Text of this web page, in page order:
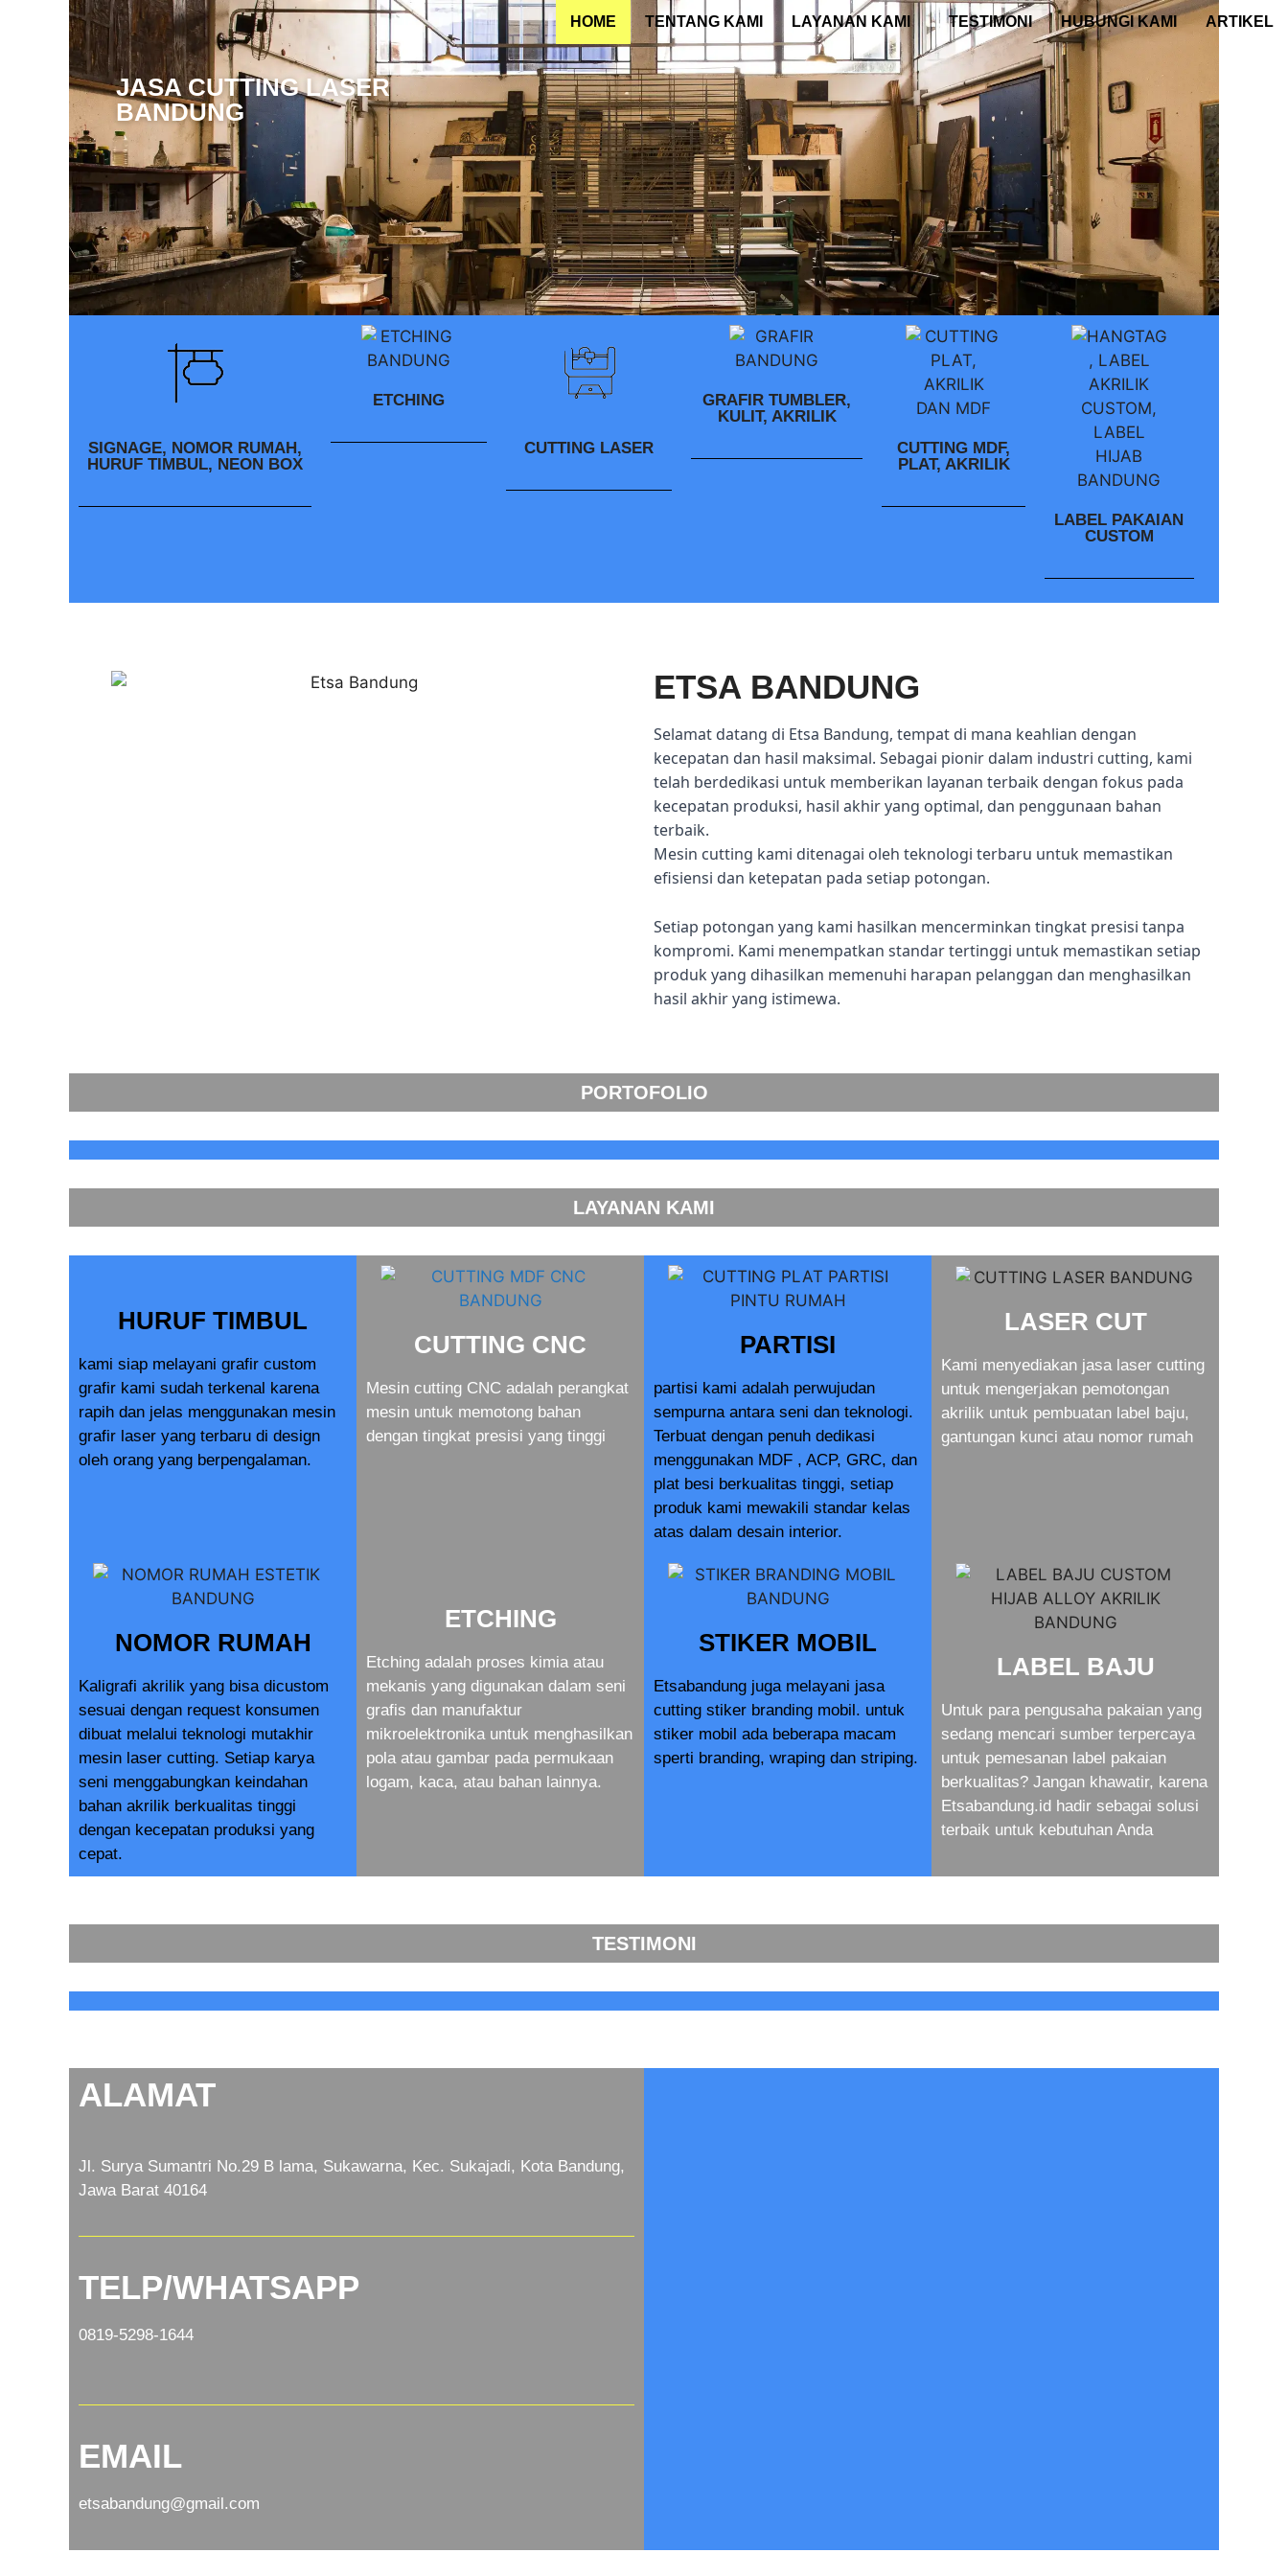
HOME TENTANG KAMI LAYANAN KAMI TESTIMONI HUBUNGI KAMI ARTIKEL
JASA CUTTING LASER
BANDUNG
SIGNAGE, NOMOR RUMAH,
HURUF TIMBUL, NEON BOX
ETCHING
CUTTING LASER
GRAFIR TUMBLER,
KULIT, AKRILIK
CUTTING MDF,
PLAT, AKRILIK
LABEL PAKAIAN
CUSTOM
ETSA BANDUNG
Selamat datang di Etsa Bandung, tempat di mana keahlian dengan
kecepatan dan hasil maksimal. Sebagai pionir dalam industri cutting, kami
telah berdedikasi untuk memberikan layanan terbaik dengan fokus pada
kecepatan produksi, hasil akhir yang optimal, dan penggunaan bahan
terbaik.
Mesin cutting kami ditenagai oleh teknologi terbaru untuk memastikan
efisiensi dan ketepatan pada setiap potongan.
Setiap potongan yang kami hasilkan mencerminkan tingkat presisi tanpa
kompromi. Kami menempatkan standar tertinggi untuk memastikan setiap
produk yang dihasilkan memenuhi harapan pelanggan dan menghasilkan
hasil akhir yang istimewa.
PORTOFOLIO
LAYANAN KAMI
HURUF TIMBUL
kami siap melayani grafir custom
grafir kami sudah terkenal karena
rapih dan jelas menggunakan mesin
grafir laser yang terbaru di design
oleh orang yang berpengalaman.
CUTTING CNC
Mesin cutting CNC adalah perangkat
mesin untuk memotong bahan
dengan tingkat presisi yang tinggi
PARTISI
partisi kami adalah perwujudan
sempurna antara seni dan teknologi.
Terbuat dengan penuh dedikasi
menggunakan MDF , ACP, GRC, dan
plat besi berkualitas tinggi, setiap
produk kami mewakili standar kelas
atas dalam desain interior.
LASER CUT
Kami menyediakan jasa laser cutting
untuk mengerjakan pemotongan
akrilik untuk pembuatan label baju,
gantungan kunci atau nomor rumah
NOMOR RUMAH
Kaligrafi akrilik yang bisa dicustom
sesuai dengan request konsumen
dibuat melalui teknologi mutakhir
mesin laser cutting. Setiap karya
seni menggabungkan keindahan
bahan akrilik berkualitas tinggi
dengan kecepatan produksi yang
cepat.
ETCHING
Etching adalah proses kimia atau
mekanis yang digunakan dalam seni
grafis dan manufaktur
mikroelektronika untuk menghasilkan
pola atau gambar pada permukaan
logam, kaca, atau bahan lainnya.
STIKER MOBIL
Etsabandung juga melayani jasa
cutting stiker branding mobil. untuk
stiker mobil ada beberapa macam
sperti branding, wraping dan striping.
LABEL BAJU
Untuk para pengusaha pakaian yang
sedang mencari sumber terpercaya
untuk pemesanan label pakaian
berkualitas? Jangan khawatir, karena
Etsabandung.id hadir sebagai solusi
terbaik untuk kebutuhan Anda
TESTIMONI
ALAMAT
Jl. Surya Sumantri No.29 B lama, Sukawarna, Kec. Sukajadi, Kota Bandung,
Jawa Barat 40164
TELP/WHATSAPP
0819-5298-1644
EMAIL
etsabandung@gmail.com